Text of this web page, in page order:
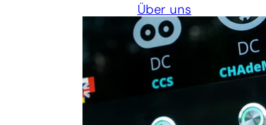
Über uns
Wir sind da
Karriere
Mitgliedschaften